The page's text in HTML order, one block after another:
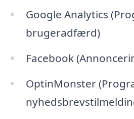
Google Analytics
brugeradfærd)
Facebook
OptinMonster